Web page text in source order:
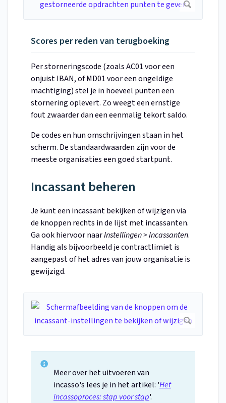
Scores per reden van terugboeking
Per storneringscode (zoals AC01 voor een
onjuist IBAN, of MD01 voor een ongeldige
machtiging) stel je in hoeveel punten een
stornering oplevert. Zo weegt een ernstige
fout zwaarder dan een eenmalig tekort saldo.
De codes en hun omschrijvingen staan in het
scherm. De standaardwaarden zijn voor de
meeste organisaties een goed startpunt.
Incassant beheren
Je kunt een incassant bekijken of wijzigen via
de knoppen rechts in de lijst met incassanten.
Ga ook hiervoor naarInstellingen > Incassanten.
Handig als bijvoorbeeld je contractlimiet is
aangepast of het adres van jouw organisatie is
gewijzigd.
Meer over het uitvoeren van
incasso's lees je in het artikel: 'Het
incassoproces: stap voor stap'.